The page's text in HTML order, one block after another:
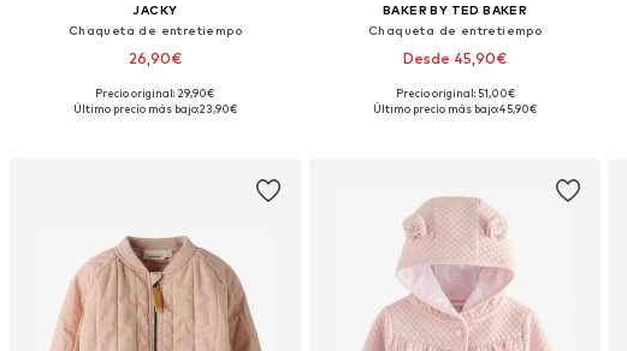
JACKY
Chaqueta de entretiempo
26,90€
Tallas disponibles: 62, 68, 74, 80, 86
Precio original: 29,90€
Último precio más bajo:23,90€
BAKER BY TED BAKER
Chaqueta de entretiempo
Desde 45,90€
Tallas disponibles: 62, 68, 80, 86, 92
Precio original: 51,00€
Último precio más bajo:45,90€